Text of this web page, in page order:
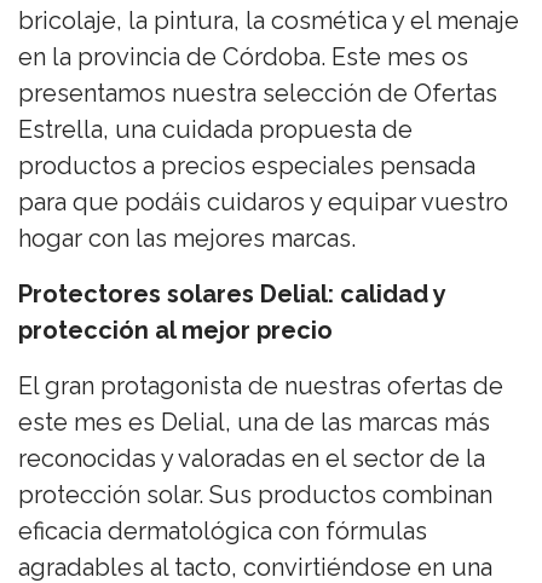
bricolaje, la pintura, la cosmética y el menaje
en la provincia de Córdoba. Este mes os
presentamos nuestra selección de Ofertas
Estrella, una cuidada propuesta de
productos a precios especiales pensada
para que podáis cuidaros y equipar vuestro
hogar con las mejores marcas.
Protectores solares Delial: calidad y
protección al mejor precio
El gran protagonista de nuestras ofertas de
este mes es Delial, una de las marcas más
reconocidas y valoradas en el sector de la
protección solar. Sus productos combinan
eficacia dermatológica con fórmulas
agradables al tacto, convirtiéndose en una